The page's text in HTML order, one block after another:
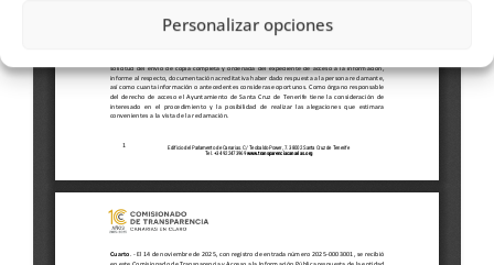
Personalizar opciones